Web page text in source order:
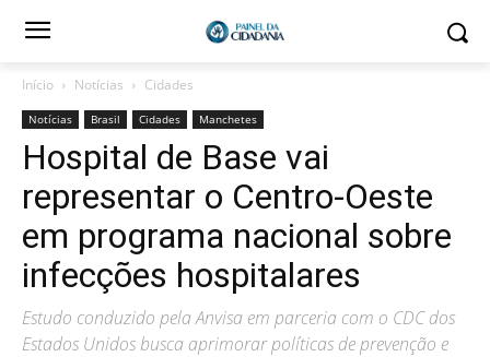
Início Notícias Cidades
Notícias Brasil Cidades Manchetes
Hospital de Base vai
representar o Centro-Oeste
em programa nacional sobre
infecções hospitalares
Estudo conduzido pela Anvisa em parceria com o CDC dos
Estados Unidos busca aprimorar políticas de prevenção e